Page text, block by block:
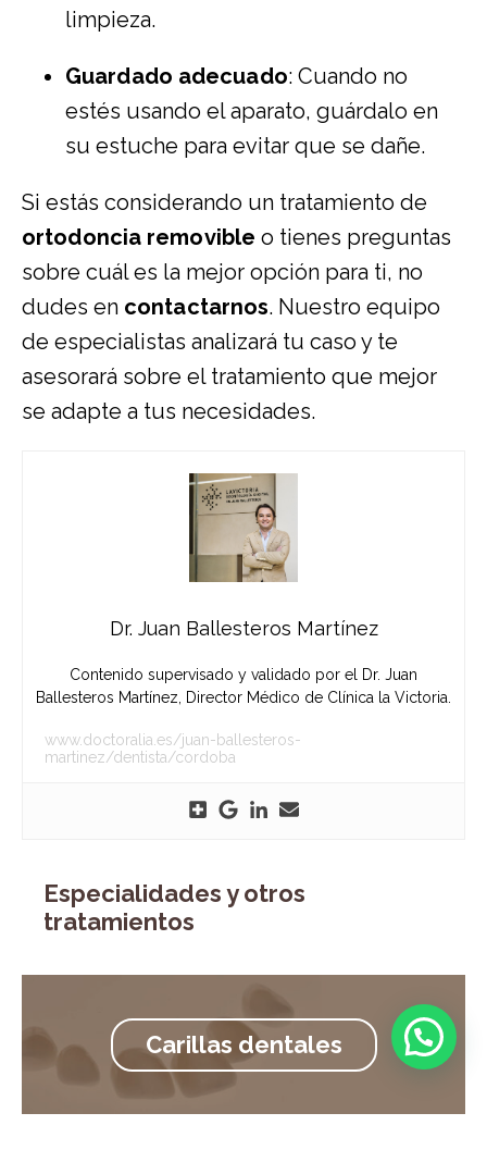
limpieza.
Guardado adecuado: Cuando no
estés usando el aparato, guárdalo en
su estuche para evitar que se dañe.
Si estás considerando un tratamiento de
ortodoncia removible o tienes preguntas
sobre cuál es la mejor opción para ti, no
dudes en contactarnos. Nuestro equipo
de especialistas analizará tu caso y te
asesorará sobre el tratamiento que mejor
se adapte a tus necesidades.
Dr. Juan Ballesteros Martínez
Contenido supervisado y validado por el Dr. Juan
Ballesteros Martínez, Director Médico de Clínica la Victoria.
www.doctoralia.es/juan-ballesteros-
martinez/dentista/cordoba
Especialidades y otros
tratamientos
Carillas dentales